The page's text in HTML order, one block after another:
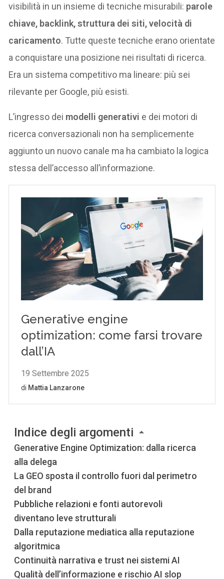
visibilità in un insieme di tecniche misurabili: parole
chiave, backlink, struttura dei siti, velocità di
caricamento. Tutte queste tecniche erano orientate
a conquistare una posizione nei risultati di ricerca.
Era un sistema competitivo ma lineare: più sei
rilevante per Google, più esisti.
L’ingresso dei modelli generativi e dei motori di
ricerca conversazionali non ha semplicemente
aggiunto un nuovo canale ma ha cambiato la logica
stessa dell’accesso all’informazione.
Indice degli argomenti
Generative Engine Optimization: dalla ricerca
alla delega
La GEO sposta il controllo fuori dal perimetro
del brand
Pubbliche relazioni e fonti autorevoli
diventano leve strutturali
Dalla reputazione mediatica alla reputazione
algoritmica
Continuità narrativa e trust nei sistemi AI
Qualità dell’informazione e rischio AI slop